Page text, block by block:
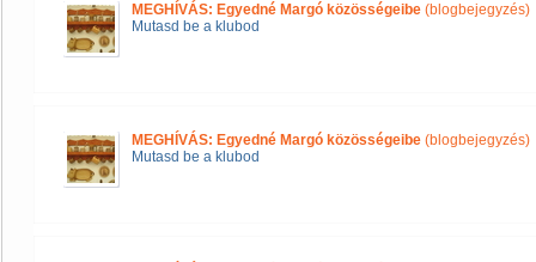
MEGHÍVÁS: Egyedné Margó közösségeibe (blogbejegyzés)
Mutasd be a klubod
MEGHÍVÁS: Egyedné Margó közösségeibe (blogbejegyzés)
Mutasd be a klubod